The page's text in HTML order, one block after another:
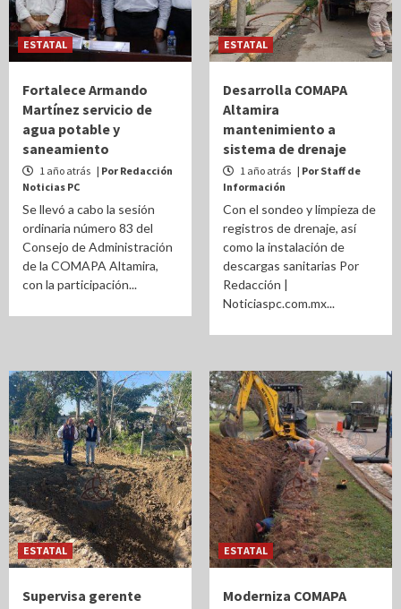
ESTATAL
Fortalece Armando
Martínez servicio de
agua potable y
saneamiento
1 año atrás | Por Redacción
Noticias PC
Se llevó a cabo la sesión
ordinaria número 83 del
Consejo de Administración
de la COMAPA Altamira,
con la participación...
ESTATAL
Desarrolla COMAPA
Altamira
mantenimiento a
sistema de drenaje
1 año atrás | Por Staff de
Información
Con el sondeo y limpieza de
registros de drenaje, así
como la instalación de
descargas sanitarias Por
Redacción |
Noticiaspc.com.mx...
ESTATAL
Supervisa gerente
ESTATAL
Moderniza COMAPA